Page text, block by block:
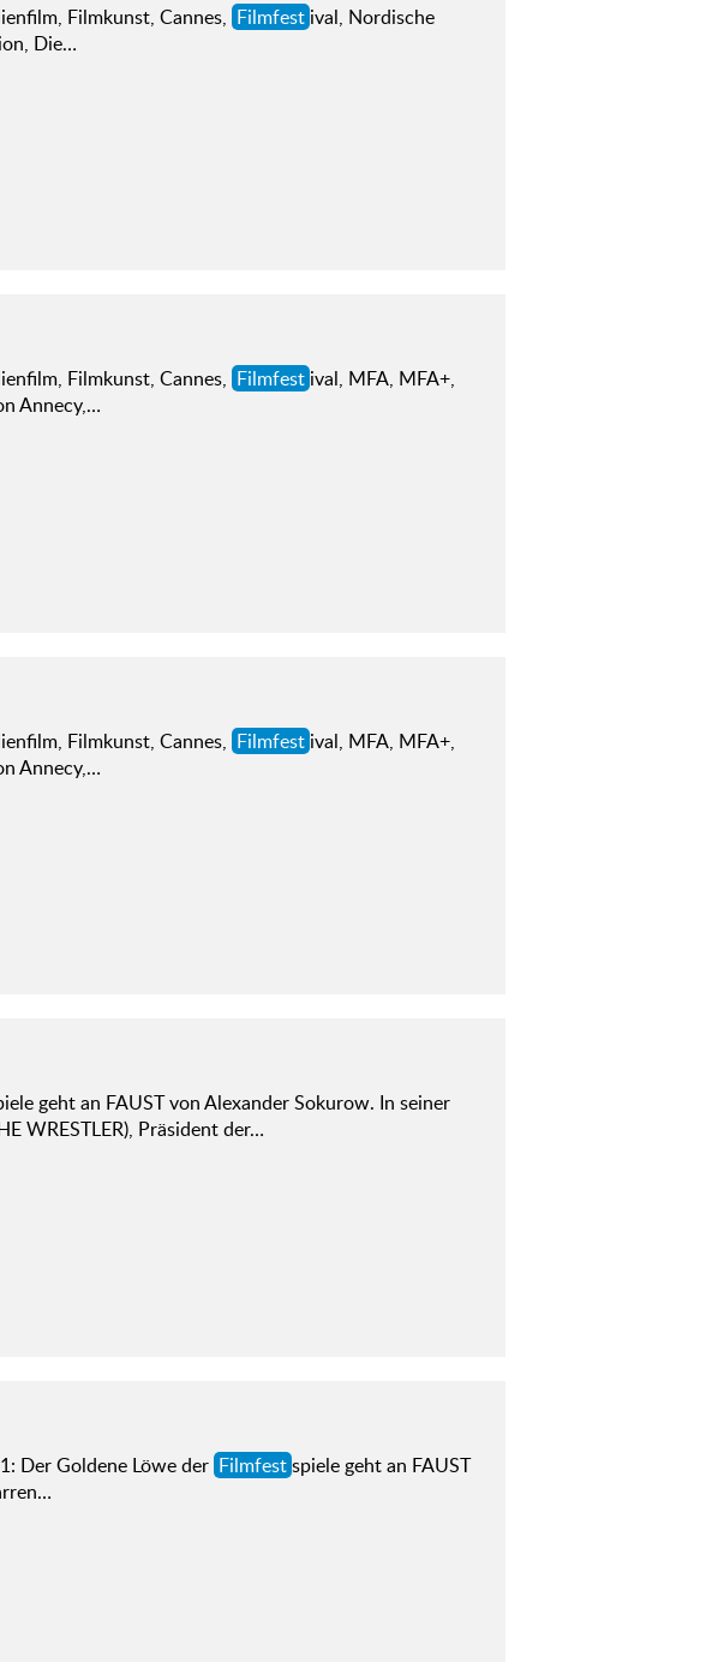
Filmkunst, Cannes, Filmfest ival, Nordische
Die…
Filmkunst, Cannes, Filmfest ival, MFA, MFA+,
Annecy,…
Filmkunst, Cannes, Filmfest ival, MFA, MFA+,
Annecy,…
geht an FAUST von Alexander Sokurow. In seiner
WRESTLER), Präsident der…
Der Goldene Löwe der Filmfestspiele geht an FAUST